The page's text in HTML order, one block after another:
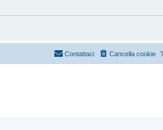
Cancella cookie
Contattaci